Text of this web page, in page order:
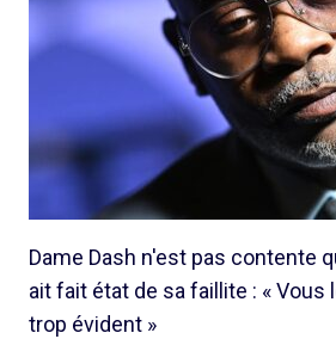
Dame Dash n'est pas contente
ait fait état de sa faillite : « Vous
trop évident »